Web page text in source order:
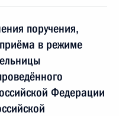
поручения,
в режиме
Федерации